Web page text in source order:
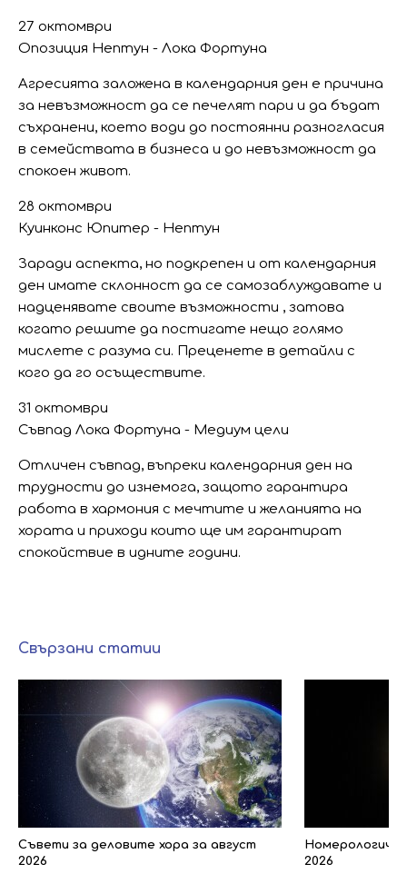
27 октомври
Опозиция Нептун - Лока Фортуна
Агресията заложена в календарния ден е причина
за невъзможност да се печелят пари и да бъдат
съхранени, което води до постоянни разногласия
в семействата в бизнеса и до невъзможност да
спокоен живот.
28 октомври
Куинконс Юпитер - Нептун
Заради аспекта, но подкрепен и от календарния
ден имате склонност да се самозаблуждавате и
надценявате своите възможности , затова
когато решите да постигате нещо голямо
мислете с разума си. Преценете в детайли с
кого да го осъществите.
31 октомври
Съвпад Лока Фортуна - Медиум цели
Отличен съвпад, въпреки календарния ден на
трудности до изнемога, защото гарантира
работа в хармония с мечтите и желанията на
хората и приходи които ще им гарантират
спокойствие в идните години.
Свързани статии
Съвети за деловите хора за август
2026
2026